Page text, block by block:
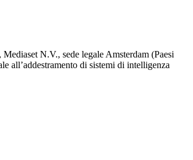
N.V., sede legale Amsterdam (Paesi
all’addestramento di sistemi di intelligenza